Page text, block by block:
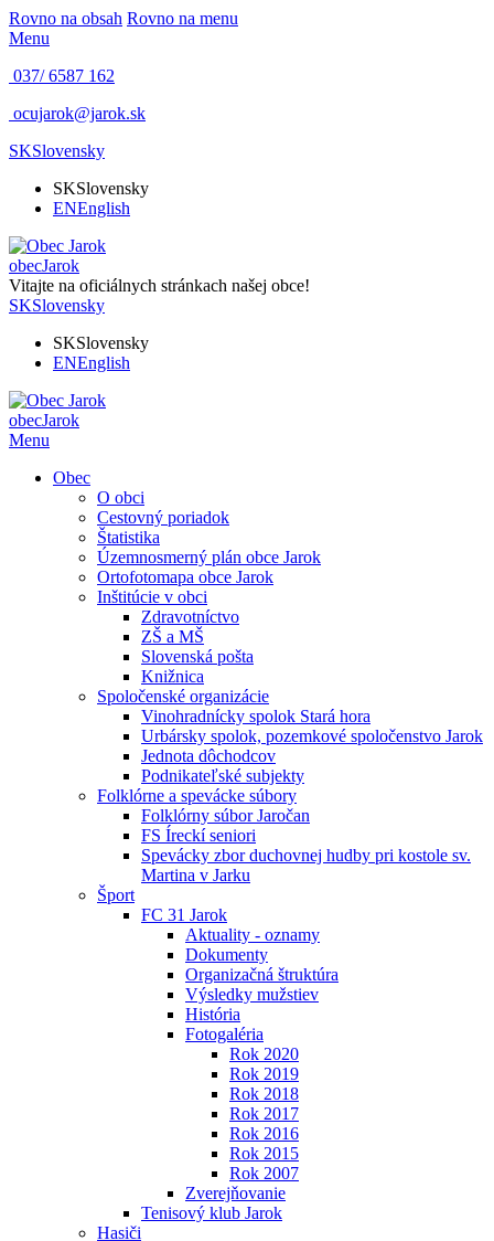
Rovno na obsah Rovno na menu
Menu
037/ 6587 162
ocujarok@jarok.sk
SKSlovensky
SKSlovensky
ENEnglish
obecJarok
Vitajte na oficiálnych stránkach našej obce!
SKSlovensky
SKSlovensky
ENEnglish
obecJarok
Menu
Obec
O obci
Cestovný poriadok
Štatistika
Územnosmerný plán obce Jarok
Ortofotomapa obce Jarok
Inštitúcie v obci
Zdravotníctvo
ZŠ a MŠ
Slovenská pošta
Knižnica
Spoločenské organizácie
Vinohradnícky spolok Stará hora
Urbársky spolok, pozemkové spoločenstvo Jarok
Jednota dôchodcov
Podnikateľské subjekty
Folklórne a spevácke súbory
Folklórny súbor Jaročan
FS Íreckí seniori
Spevácky zbor duchovnej hudby pri kostole sv.
Martina v Jarku
Šport
FC 31 Jarok
Aktuality - oznamy
Dokumenty
Organizačná štruktúra
Výsledky mužstiev
História
Fotogaléria
Rok 2020
Rok 2019
Rok 2018
Rok 2017
Rok 2016
Rok 2015
Rok 2007
Zverejňovanie
Tenisový klub Jarok
Hasiči